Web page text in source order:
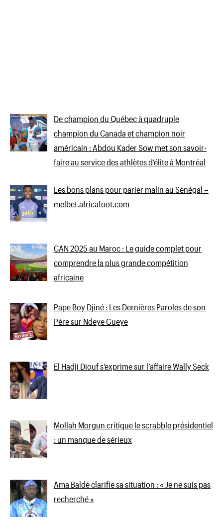
De champion du Québec à quadruple
champion du Canada et champion noir
américain : Abdou Kader Sow met son savoir-
faire au service des athlètes d’élite à Montréal
Les bons plans pour parier malin au Sénégal –
melbet.africafoot.com
CAN 2025 au Maroc : Le guide complet pour
comprendre la plus grande compétition
africaine
Pape Boy Djiné : Les Dernières Paroles de son
Père sur Ndeye Gueye
El Hadji Diouf s’exprime sur l’affaire Wally Seck
Mollah Morgun critique le scrabble présidentiel
: un manque de sérieux
Ama Baldé clarifie sa situation : « Je ne suis pas
recherché »